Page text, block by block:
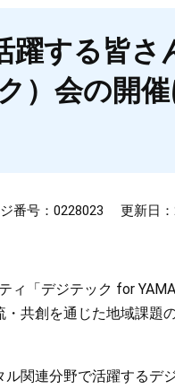
躍する皆さ
）会の開
番号：0228023
更新日
「デジテック for
共創を通じた地域課題
関連分野で活躍するデ